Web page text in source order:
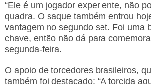
“Ele é um jogador experiente, não
quadra. O saque também entrou
vantagem no segundo set. Foi uma
chave, então não dá para
segunda-feira.
O apoio de torcedores brasileiros,
também foi destacado: “A torcida